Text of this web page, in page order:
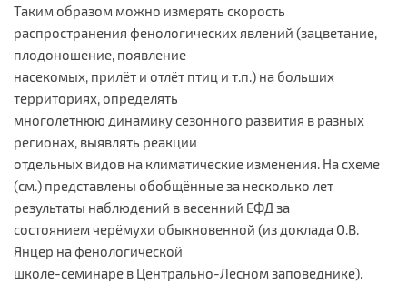
Таким образом можно измерять скорость
распространения фенологических явлений (зацветание,
плодоношение, появление
насекомых, прилёт и отлёт птиц и т.п.) на больших
территориях, определять
многолетнюю динамику сезонного развития в разных
регионах, выявлять реакции
отдельных видов на климатические изменения. На схеме
(см.) представлены обобщённые за несколько лет
результаты наблюдений в весенний ЕФД за
состоянием черёмухи обыкновенной (из доклада О.В.
Янцер на фенологической
школе-семинаре в Центрально-Лесном заповеднике).